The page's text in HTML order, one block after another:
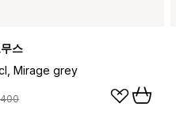
스
Mirage grey